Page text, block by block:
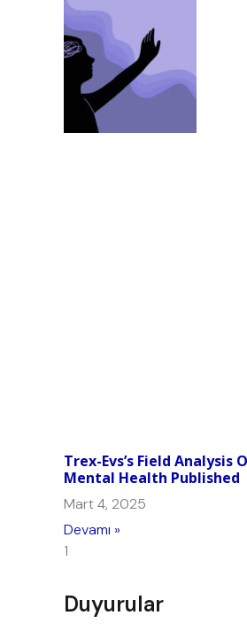
Trex-Evs’s Field Analysis
Mental Health Published
Mart 4, 2025
Devamı »
Duyurular